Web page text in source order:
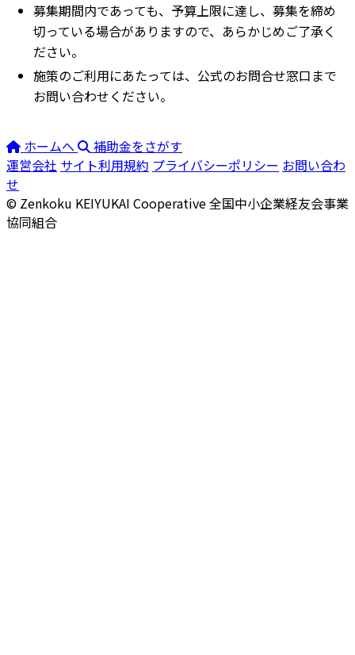
募集期間内であっても、予算上限に達し、募集を締め
切っている場合がありますので、あらかじめご了承く
ださい。
施策のご利用にあたっては、公式のお問合せ窓口まで
お問い合わせください。
ホームへ
補助金をさがす
運営会社 サイト利用規約 プライバシーポリシー お問い合わ
せ
© Zenkoku KEIYUKAI Cooperative全国中小企業経友会事業
協同組合